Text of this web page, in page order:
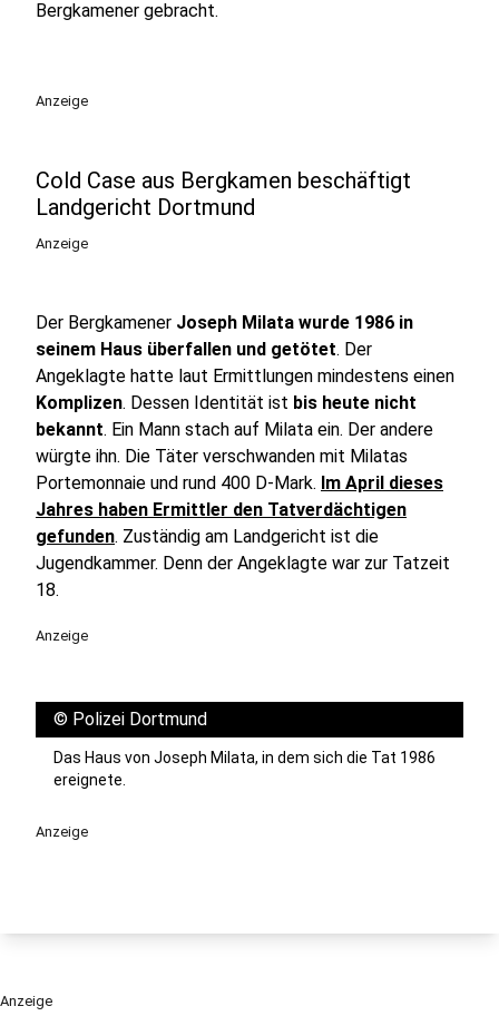
Bergkamener gebracht.
Anzeige
Cold Case aus Bergkamen beschäftigt
Landgericht Dortmund
Anzeige
Der Bergkamener Joseph Milata wurde 1986 in
seinem Haus überfallen und getötet. Der
Angeklagte hatte laut Ermittlungen mindestens einen
Komplizen. Dessen Identität ist bis heute nicht
bekannt. Ein Mann stach auf Milata ein. Der andere
würgte ihn. Die Täter verschwanden mit Milatas
Portemonnaie und rund 400 D-Mark. Im April dieses
Jahres haben Ermittler den Tatverdächtigen
gefunden. Zuständig am Landgericht ist die
Jugendkammer. Denn der Angeklagte war zur Tatzeit
18.
Anzeige
© Polizei Dortmund
Das Haus von Joseph Milata, in dem sich die Tat 1986
ereignete.
Anzeige
Anzeige